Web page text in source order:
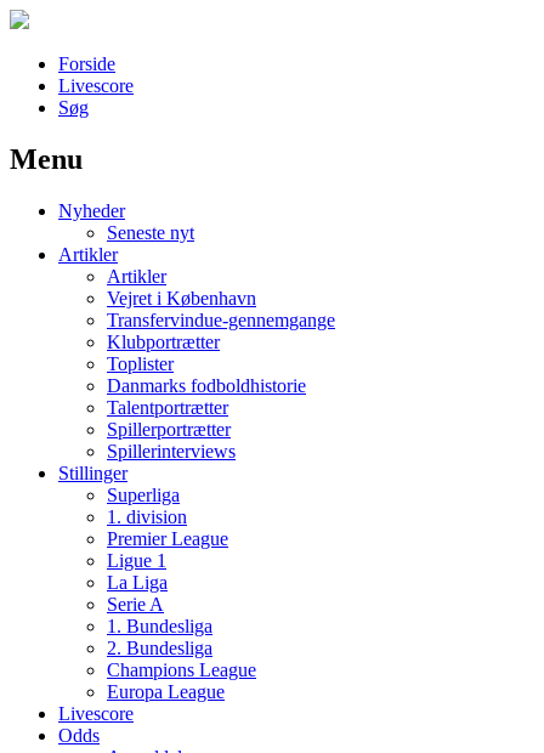
Forside
Livescore
Søg
Наши партнеры
лучшие займы
Menu
Nyheder
Seneste nyt
Artikler
Artikler
Vejret i København
Transfervindue-gennemgange
Klubportrætter
Toplister
Danmarks fodboldhistorie
Talentportrætter
Spillerportrætter
Spillerinterviews
Stillinger
Superliga
1. division
Premier League
Ligue 1
La Liga
Serie A
1. Bundesliga
2. Bundesliga
Champions League
Europa League
Livescore
Odds